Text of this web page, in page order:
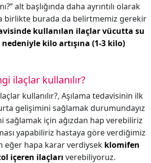
alt başlığında daha ayrıntılı olarak
birlikte burada da belirtmemiz gerekir
kullanılan ilaçlar vücutta su
kilo artışına (1-3 kilo)
ilaçlar kullanılır?
kullanılır?, Aşılama tedavisinin ilk
gelişimini sağlamak durumundayız
sağlamak için ağızdan hap verebiliriz
yapabiliriz hastaya göre verdiğimiz
eğer hapa karar verdiysek klomifen
içeren ilaçları verebiliyoruz.